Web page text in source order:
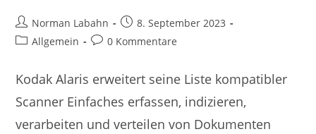
Norman Labahn
8. September 2023
Allgemein
0 Kommentare
Kodak Alaris erweitert seine Liste kompatibler
Scanner Einfaches erfassen, indizieren,
verarbeiten und verteilen von Dokumenten